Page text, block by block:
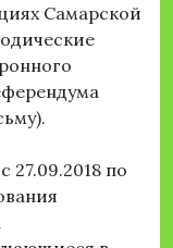
Самарской
27.09.2018 по